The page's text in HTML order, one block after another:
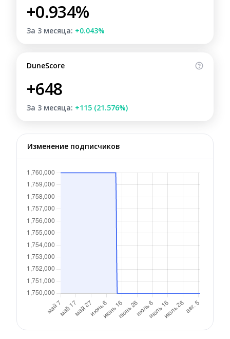
+0.934%
За 3 месяца: +0.043%
DuneScore
+648
За 3 месяца: +115 (21.576%)
Изменение подписчиков